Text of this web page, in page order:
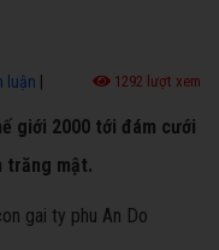
luận 1292 lượt xem
giới 2000 tới đám cưới
trăng mật.